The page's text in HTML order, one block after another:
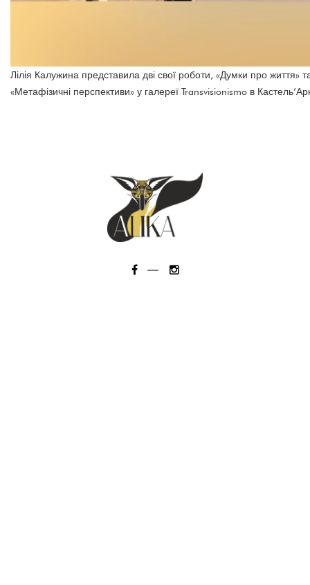
Лілія Калужина представила дві свої роботи, «Думки про життя»
«Метафізичні перспективи» у галереї Transvisionismo в